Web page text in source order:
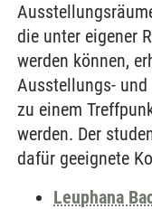
die unter eigener
werden können,
Ausstellungs-
zu einem
werden. Der
dafür geeignete
Leuphana